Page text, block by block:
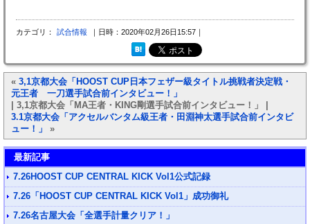
カテゴリ： 試合情報 ｜日時：2020年02月26日15:57｜
« 3,1京都大会「HOOST CUP日本フェザー級タイトル挑戦者決定戦・
元王者 一刀選手試合前インタビュー！」
| 3,1京都大会「MA王者・KING剛選手試合前インタビュー！」 |
3.1京都大会「アクセルバンタム級王者・田淵神太選手試合前インタビ
ュー！」
»
最新記事
7.26HOOST CUP CENTRAL KICK Vol1公式記録
7.26「HOOST CUP CENTRAL KICK Vol1」成功御礼
7.26名古屋大会「全選手計量クリア！」